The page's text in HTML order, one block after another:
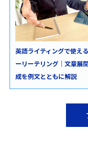
英語ライティングで使え
ーリーテリング｜文章展
成を例文とともに解説